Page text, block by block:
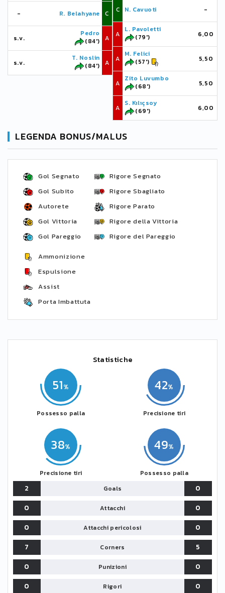
- R. Belahyane C
s.v.
Pedro
(84')
A
s.v.
T. Noslin
(84')
A
C N. Cavuoti -
A
L. Pavoletti
(79')
6,00
A
M. Felici
(57')
5,50
A
Zito Luvumbo
(68')
5,50
A
S. Kılıçsoy
(69')
6,00
LEGENDA BONUS/MALUS
Gol Segnato
Gol Subito
Autorete
Gol Vittoria
Gol Pareggio
Rigore Segnato
Rigore Sbagliato
Rigore Parato
Rigore della Vittoria
Rigore del Pareggio
Ammonizione
Espulsione
Assist
Porta Imbattuta
Statistiche
51
Possesso palla
38
Precisione tiri
49
Possesso palla
42
Precisione tiri
2 Goals
0
0
Attacchi
0
0
Attacchi pericolosi
0
7
Corners
5
0
Punizioni
0
0
Rigori 0